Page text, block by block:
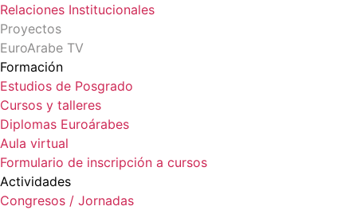
Relaciones Institucionales
Proyectos
EuroArabe TV
Formación
Estudios de Posgrado
Cursos y talleres
Diplomas Euroárabes
Aula virtual
Formulario de inscripción a cursos
Actividades
Congresos / Jornadas